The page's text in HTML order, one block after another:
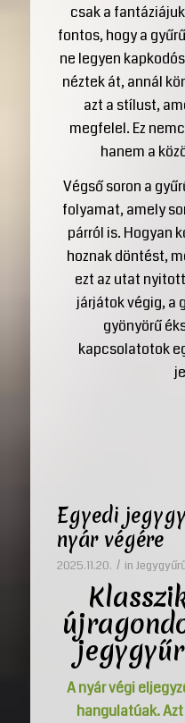
csak a
fontos, hogy a
ne legyen
néztek át, annál
azt a stílust,
megfelel. Ez
hanem a
Végső soron a
folyamat, amely
párról is. Hogyan
hoznak döntést,
ezt az utat
járjátok végig, a
gyönyörű
kapcsolatotok
Egyedi
nyár végére
2025.11.20. / in
A nyár végi
hangulatúak.